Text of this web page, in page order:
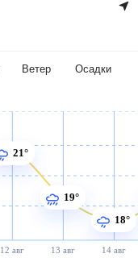
Ветер Осадки
12 авг 13 авг 14 авг
21°
19°
18°